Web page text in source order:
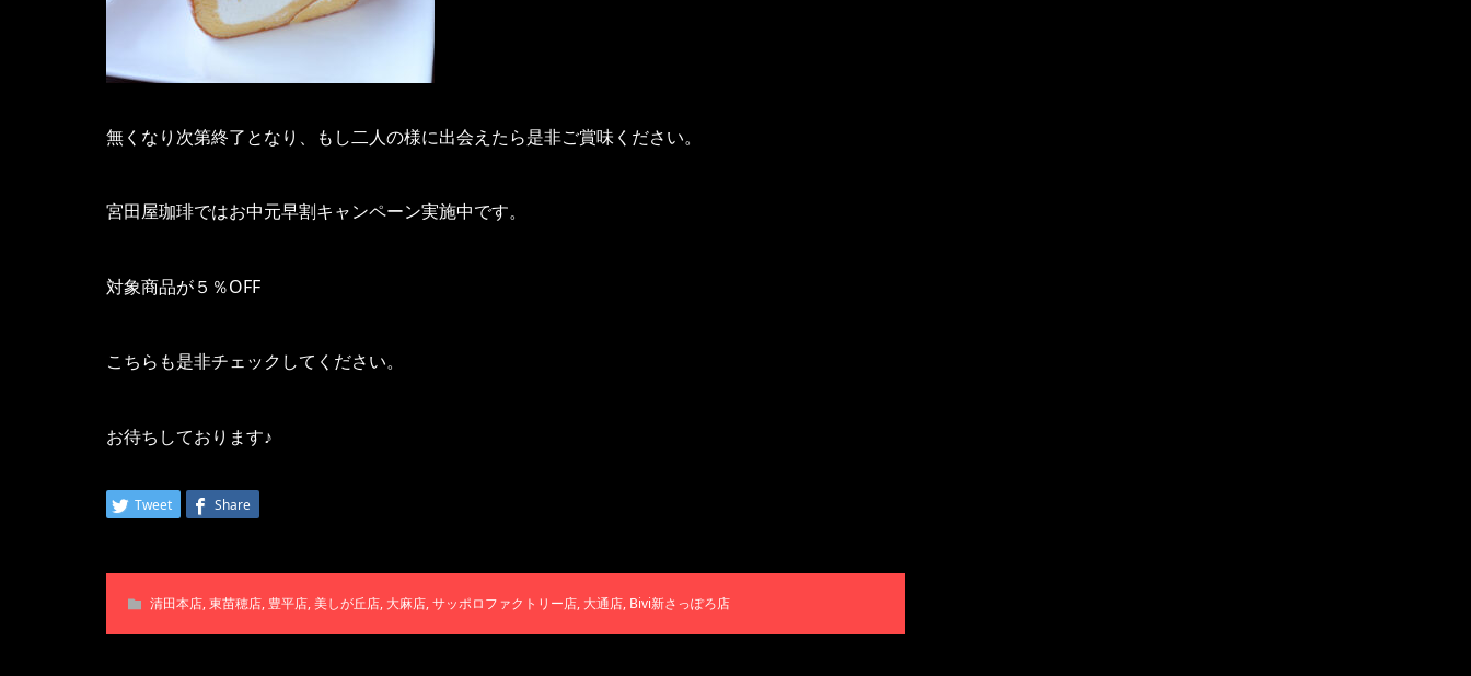
無くなり次第終了となり、もし二人の様に出会えたら是非ご賞味ください。
宮田屋珈琲ではお中元早割キャンペーン実施中です。
対象商品が５％OFF
こちらも是非チェックしてください。
お待ちしております♪
Tweet Share
清田本店,東苗穂店, 豊平店,美しが丘店, 大麻店,サッポロファクトリー店, 大通店, Bivi新さっぽろ店